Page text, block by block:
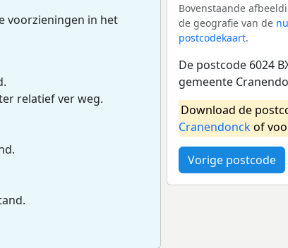
voorzieningen in het
relatief ver weg.
Bovenstaande
de geografie van de
postcodekaart.
De postcode 6024
gemeente
Download de
Cranendonckof
Vorige postcode